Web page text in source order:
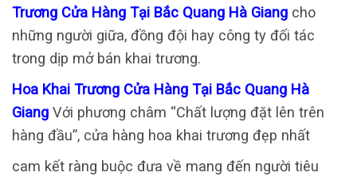
Trương Cửa Hàng Tại Bắc Quang Hà Giang cho
những người giữa, đồng đội hay công ty đối tác
trong dịp mở bán khai trương.
Hoa Khai Trương Cửa Hàng Tại Bắc Quang Hà
Giang Với phương châm “Chất lượng đặt lên trên
hàng đầu”, cửa hàng hoa khai trương đẹp nhất
cam kết ràng buộc đưa về mang đến người tiêu